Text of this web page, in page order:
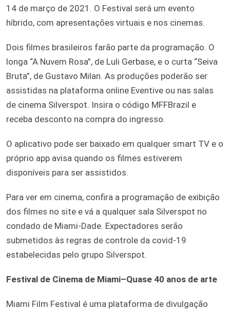
14 de março de 2021. O Festival será um evento
híbrido, com apresentações virtuais e nos cinemas.
Dois filmes brasileiros farão parte da programação. O
longa “A Nuvem Rosa”, de Luli Gerbase, e o curta “Seiva
Bruta”, de Gustavo Milan. As produções poderão ser
assistidas na plataforma online Eventive ou nas salas
de cinema Silverspot. Insira o código MFFBrazil e
receba desconto na compra do ingresso.
O aplicativo pode ser baixado em qualquer smart TV e o
próprio app avisa quando os filmes estiverem
disponíveis para ser assistidos.
Para ver em cinema, confira a programação de exibição
dos filmes no site e vá a qualquer sala Silverspot no
condado de Miami-Dade. Expectadores serão
submetidos às regras de controle da covid-19
estabelecidas pelo grupo Silverspot.
Festival de Cinema de Miami–Quase 40 anos de arte
Miami Film Festival é uma plataforma de divulgação